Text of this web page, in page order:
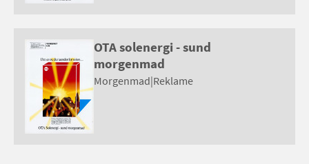
OTA solenergi - sund
morgenmad
Morgenmad|Reklame